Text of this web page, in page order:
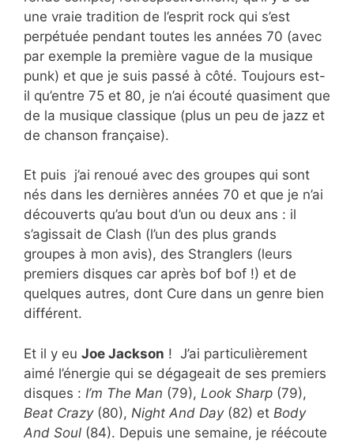
une vraie tradition de l’esprit rock qui s’est
perpétuée pendant toutes les années 70 (avec
par exemple la première vague de la musique
punk) et que je suis passé à côté. Toujours est-
il qu’entre 75 et 80, je n’ai écouté quasiment que
de la musique classique (plus un peu de jazz et
de chanson française).
Et puis j’ai renoué avec des groupes qui sont
nés dans les dernières années 70 et que je n’ai
découverts qu’au bout d’un ou deux ans : il
s’agissait de Clash (l’un des plus grands
groupes à mon avis), des Stranglers (leurs
premiers disques car après bof bof !) et de
quelques autres, dont Cure dans un genre bien
différent.
Et il y eu Joe Jackson ! J’ai particulièrement
aimé l’énergie qui se dégageait de ses premiers
disques : I’m The Man (79), Look Sharp (79),
Beat Crazy(80), Night And Day(82) et Body
And Soul (84). Depuis une semaine, je réécoute